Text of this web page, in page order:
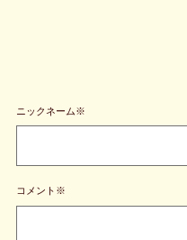
ニックネーム※
コメント※